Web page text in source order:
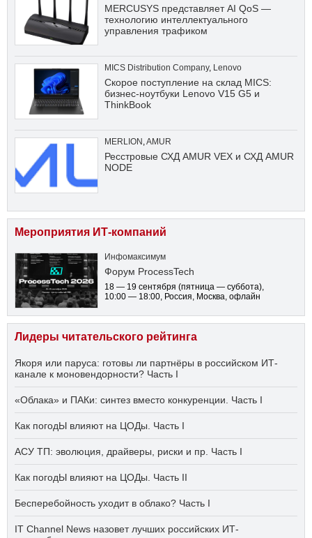
MERCUSYS представляет AI QoS —
технологию интеллектуального
управления трафиком
MICS Distribution Company, Lenovo
Скорое поступление на склад MICS:
бизнес-ноутбуки Lenovo V15 G5 и
ThinkBook
MERLION AMUR
Ресстровые СХД AMUR VEX и СХД AMUR
NODE
Мероприятия ИТ-компаний
Инфомаксимум
Форум ProcessTech
18 — 19 сентября (пятница — суббота),
10:00 — 18:00, Россия, Москва, офлайн
Лидеры читательского рейтинга
Якоря или паруса: готовы ли партнёры в российском ИТ-
канале к моновендорности? Часть I
«Облака» и ПАКи: синтез вместо конкуренции. Часть I
Как погодЫ влияют на ЦОДы. Часть I
АСУ ТП: эволюция, драйверы, риски и пр. Часть I
Как погодЫ влияют на ЦОДы. Часть II
Бесперебойность уходит в облако? Часть I
IT Channel News назовет лучших российских ИТ-